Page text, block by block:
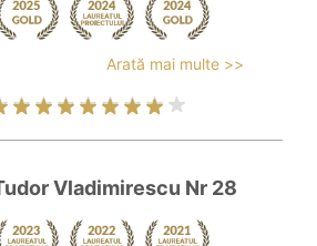
Arată mai multe >>
Vladimirescu Nr 28